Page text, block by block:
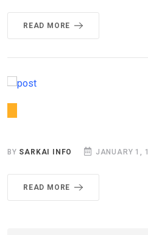
READ MORE
BY SARKAI INFO JANUARY 1,
READ MORE